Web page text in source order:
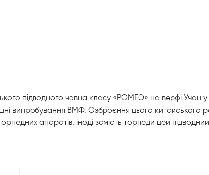
підводного човна класу «РОМЕО» на верфі Учан
випробування ВМФ. Озброєння цього китайського
апаратів, іноді замість торпеди цей